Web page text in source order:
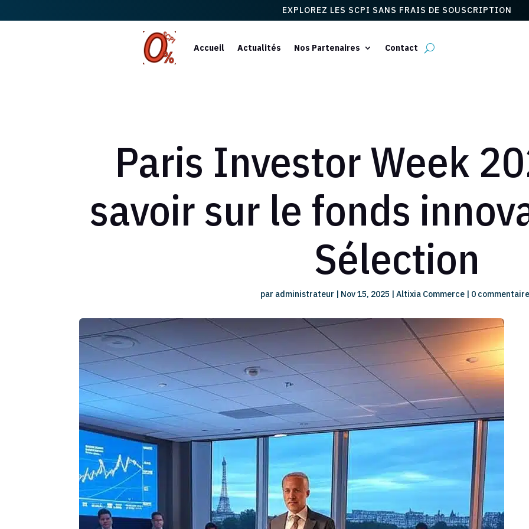
EXPLOREZ LES SCPI SANS FRAIS DE SOUSCRIPTION
Accueil Actualités Nos Partenaires Contact
Paris Investor Week
savoir sur le fonds
Sélection
par administrateur | Nov 15, 2025 | Altixia Commerce| 0